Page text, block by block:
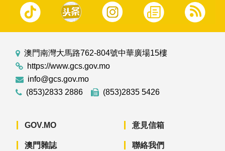
澳門南灣大馬路762-804號中華廣場15樓
https://www.gcs.gov.mo
info@gcs.gov.mo
(853)2833 2886
(853)2835 5426
GOV.MO
澳門雜誌
意見信箱
聯絡我們